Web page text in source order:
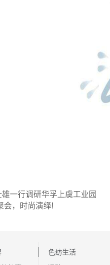
一行调研华孚上虞工业园
会，时尚演绎!
色纺生活